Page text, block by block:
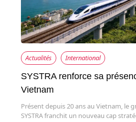
Actualités International
SYSTRA renforce sa
Vietnam
Présent depuis 20 ans au Vietnam, le
SYSTRA franchit un nouveau cap